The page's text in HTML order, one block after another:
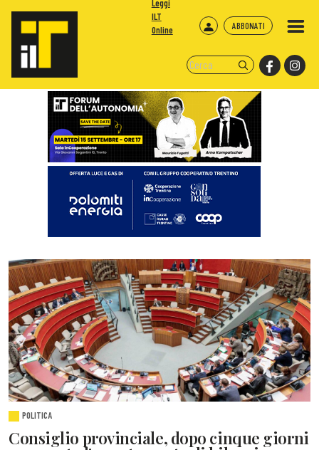
ABBONATI
Leggi
ILT
Online
POLITICA
Consiglio provinciale, dopo cinque giorni